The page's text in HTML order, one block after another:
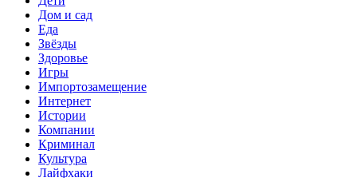
Дом и сад
Еда
Звёзды
Здоровье
Игры
Импортозамещение
Интернет
Истории
Компании
Криминал
Культура
Лайфхаки